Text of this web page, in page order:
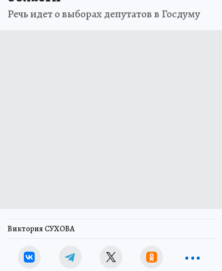
Речь идет о выборах депутатов в Госдуму
Виктория СУХОВА